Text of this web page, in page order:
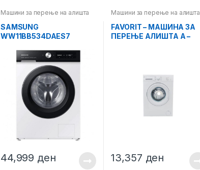
Машини за перење на алишта
SAMSUNG
WW11BB534DAES7
44,999 ден
Машини за перење на алишта
FAVORIT – МАШИНА ЗА
ПЕРЕЊЕ АЛИШТА A –
13,357 ден